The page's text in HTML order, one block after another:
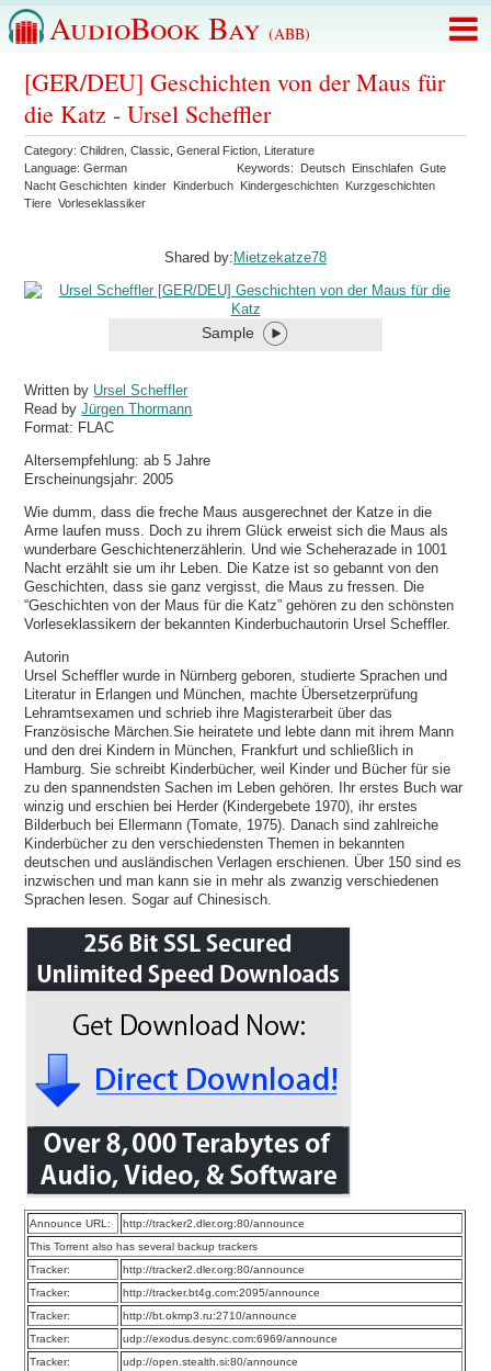
AudioBook Bay (ABB)
[GER/DEU] Geschichten von der Maus für
die Katz - Ursel Scheffler
Category:Children ,Classic ,General Fiction Literature
Language:German Keywords: Deutsch Einschlafen Gute
Nacht Geschichten kinder Kinderbuch Kindergeschichten Kurzgeschichten
Tiere Vorleseklassiker
Shared by: Mietzekatze78
Sample
Written by Ursel Scheffler
Read byJürgen Thormann
Format: FLAC
Altersempfehlung: ab 5 Jahre
Erscheinungsjahr: 2005
Wie dumm, dass die freche Maus ausgerechnet der Katze in die
Arme laufen muss. Doch zu ihrem Glück erweist sich die Maus als
wunderbare Geschichtenerzählerin. Und wie Scheherazade in 1001
Nacht erzählt sie um ihr Leben. Die Katze ist so gebannt von den
Geschichten, dass sie ganz vergisst, die Maus zu fressen. Die
“Geschichten von der Maus für die Katz” gehören zu den schönsten
Vorleseklassikern der bekannten Kinderbuchautorin Ursel Scheffler.
Autorin
Ursel Scheffler wurde in Nürnberg geboren, studierte Sprachen und
Literatur in Erlangen und München, machte Übersetzerprüfung
Lehramtsexamen und schrieb ihre Magisterarbeit über das
Französische Märchen.Sie heiratete und lebte dann mit ihrem Mann
und den drei Kindern in München, Frankfurt und schließlich in
Hamburg. Sie schreibt Kinderbücher, weil Kinder und Bücher für sie
zu den spannendsten Sachen im Leben gehören. Ihr erstes Buch war
winzig und erschien bei Herder (Kindergebete 1970), ihr erstes
Bilderbuch bei Ellermann (Tomate, 1975). Danach sind zahlreiche
Kinderbücher zu den verschiedensten Themen in bekannten
deutschen und ausländischen Verlagen erschienen. Über 150 sind es
inzwischen und man kann sie in mehr als zwanzig verschiedenen
Sprachen lesen. Sogar auf Chinesisch.
Announce URL:
http://tracker2.dler.org:80/announce
This Torrent also has several backup trackers
Tracker:
http://tracker2.dler.org:80/announce
Tracker:
http://tracker.bt4g.com:2095/announce
Tracker:
http://bt.okmp3.ru:2710/announce
Tracker:
udp://exodus.desync.com:6969/announce
Tracker:
udp://open.stealth.si:80/announce